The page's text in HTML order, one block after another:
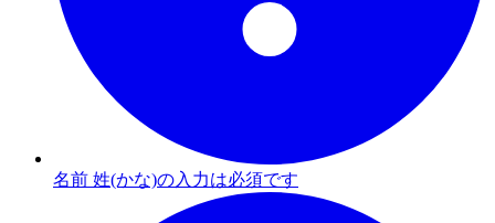
名前 姓(かな)の入力は必須です